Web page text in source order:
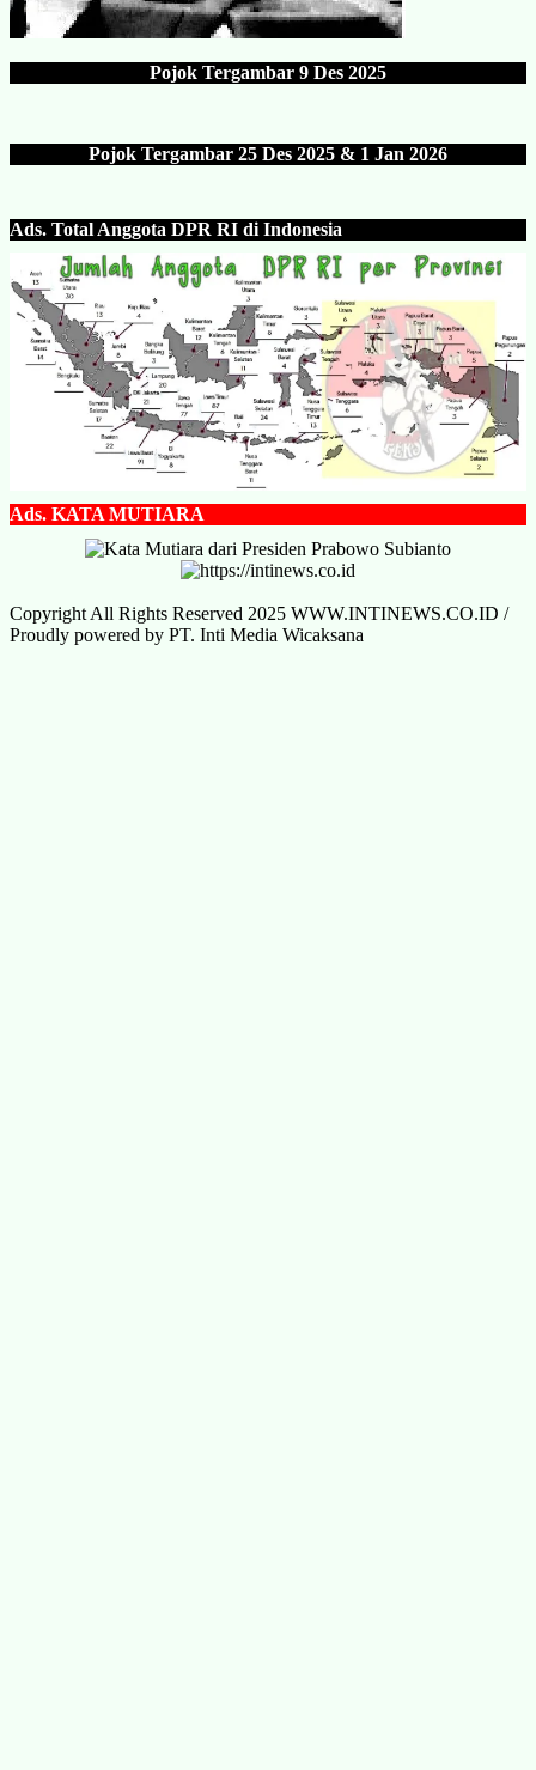
Pojok Tergambar 9 Des 2025
Pojok Tergambar 25 Des 2025 & 1 Jan 2026
Ads. Total Anggota DPR RI di Indonesia
Ads. KATA MUTIARA
Copyright All Rights Reserved 2025 WWW.INTINEWS.CO.ID /
Proudly powered by PT. Inti Media Wicaksana